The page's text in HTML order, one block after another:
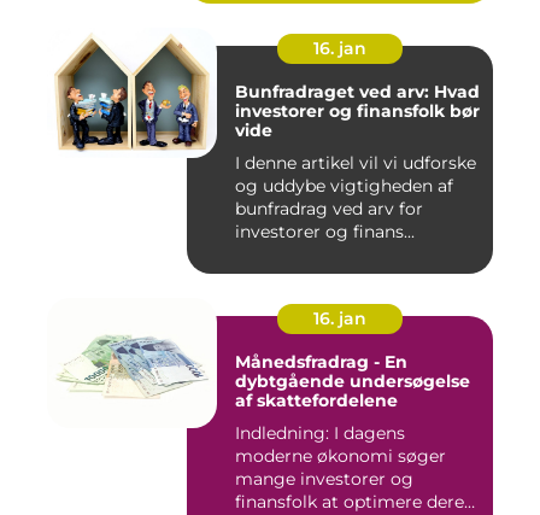
16. jan
Bunfradraget ved arv: Hvad
investorer og finansfolk bør
vide
I denne artikel vil vi udforske
og uddybe vigtigheden af
bunfradrag ved arv for
investorer og finans...
16. jan
Månedsfradrag - En
dybtgående undersøgelse
af skattefordelene
Indledning: I dagens
moderne økonomi søger
mange investorer og
finansfolk at optimere deres